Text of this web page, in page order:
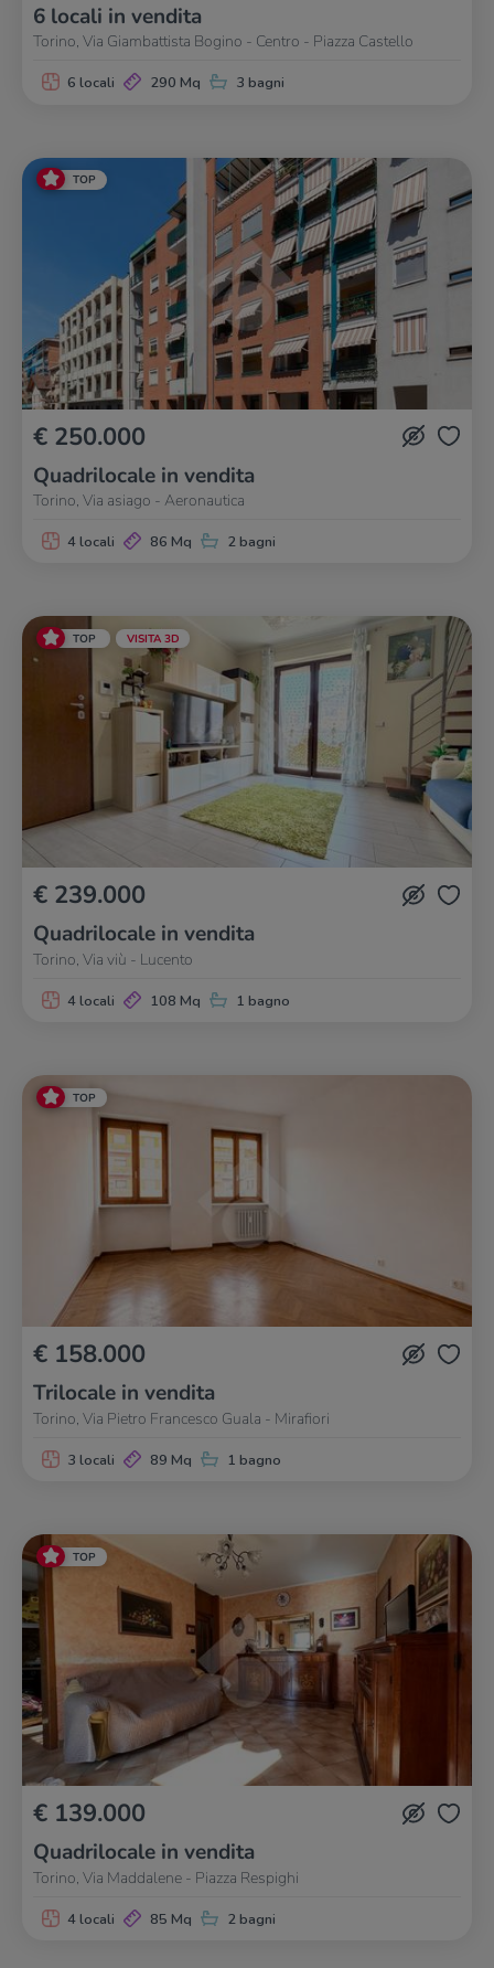
6 locali in vendita
Torino, Via Giambattista Bogino - Centro - Piazza Castello
6 locali 290 Mq 3 bagni
TOP
€ 250.000
Quadrilocale in vendita
Torino, Via asiago - Aeronautica
4 locali 86 Mq 2 bagni
TOP VISITA 3D
€ 239.000
Quadrilocale in vendita
Torino, Via viù - Lucento
4 locali 108 Mq 1 bagno
TOP
€ 158.000
Trilocale in vendita
Torino, Via Pietro Francesco Guala - Mirafiori
3 locali 89 Mq 1 bagno
TOP
€ 139.000
Quadrilocale in vendita
Torino, Via Maddalene - Piazza Respighi
4 locali 85 Mq 2 bagni